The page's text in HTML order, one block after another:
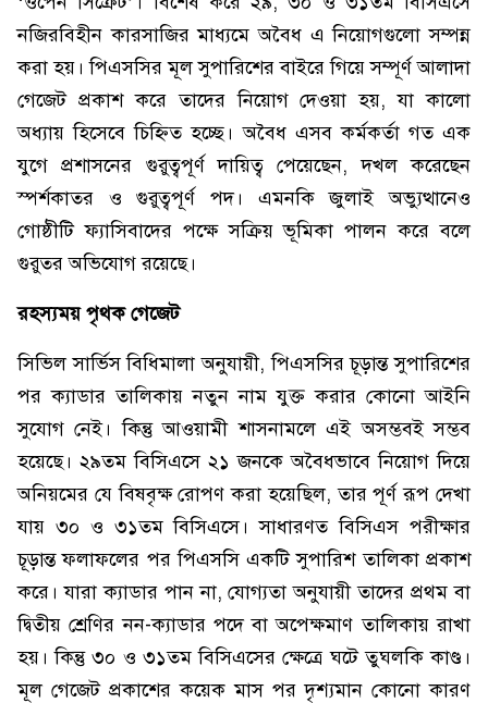
নজিরবিহীন কারসাজির মাধ্যমে অবৈধ এ নিয়োগগুলো সম্পন্ন
করা হয়। পিএসসির মূল সুপারিশের বাইরে গিয়ে সম্পূর্ণ আলাদা
গেজেট প্রকাশ করে তাদের নিয়োগ দেওয়া হয়, যা কালো
অধ্যায় হিসেবে চিহ্নিত হচ্ছে। অবৈধ এসব কর্মকর্তা গত এক
যুগে প্রশাসনের গুরুত্বপূর্ণ দায়িত্ব পেয়েছেন, দখল করেছেন
স্পর্শকাতর ও গুরুত্বপূর্ণ পদ। এমনকি জুলাই অভ্যুত্থানেও
গোষ্ঠীটি ফ্যাসিবাদের পক্ষে সক্রিয় ভূমিকা পালন করে বলে
গুরুতর অভিযোগ রয়েছে।
রহস্যময় পৃথক গেজেট
সিভিল সার্ভিস বিধিমালা অনুযায়ী, পিএসসির চূড়ান্ত সুপারিশের
পর ক্যাডার তালিকায় নতুন নাম যুক্ত করার কোনো আইনি
সুযোগ নেই। কিন্তু আওয়ামী শাসনামলে এই অসম্ভবই সম্ভব
হয়েছে। ২৯তম বিসিএসে ২১ জনকে অবৈধভাবে নিয়োগ দিয়ে
অনিয়মের যে বিষবৃক্ষ রোপণ করা হয়েছিল, তার পূর্ণ রূপ দেখা
যায় ৩০ ও ৩১তম বিসিএসে। সাধারণত বিসিএস পরীক্ষার
চূড়ান্ত ফলাফলের পর পিএসসি একটি সুপারিশ তালিকা প্রকাশ
করে। যারা ক্যাডার পান না, যোগ্যতা অনুযায়ী তাদের প্রথম বা
দ্বিতীয় শ্রেণির নন-ক্যাডার পদে বা অপেক্ষমাণ তালিকায় রাখা
হয়। কিন্তু ৩০ ও ৩১তম বিসিএসের ক্ষেত্রে ঘটে তুঘলকি কাণ্ড।
মূল গেজেট প্রকাশের কয়েক মাস পর দৃশ্যমান কোনো কারণ